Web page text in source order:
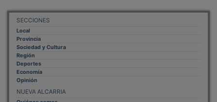
SECCIONES
Local
Provincia
Sociedad y Cultura
Región
Deportes
Economía
Opinión
NUEVA ALCARRIA
Quiénes somos